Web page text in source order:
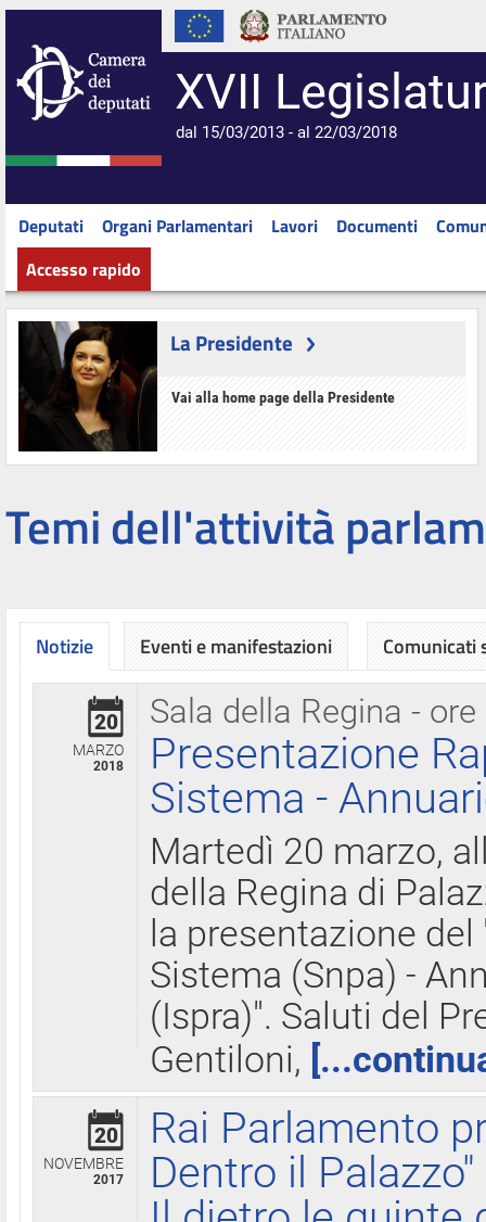
XVII
dal 15/03/2013 - al 22/03/2018
Deputati Organi Parlamentari Lavori Documenti
Accesso rapido
La Presidente
Vai alla home page della Presidente
Temi dell'attività
Notizie
Sala della Regina - ore
20
MARZO
2018
Presentazione
Sistema -
Martedì 20 marzo,
della Regina di
la presentazione
Sistema (Snpa) -
(Ispra)". Saluti del
Gentiloni,
20
NOVEMBRE
2017
Rai Parlamento
Dentro il Palazzo"
Eventi e manifestazioni Comunicati